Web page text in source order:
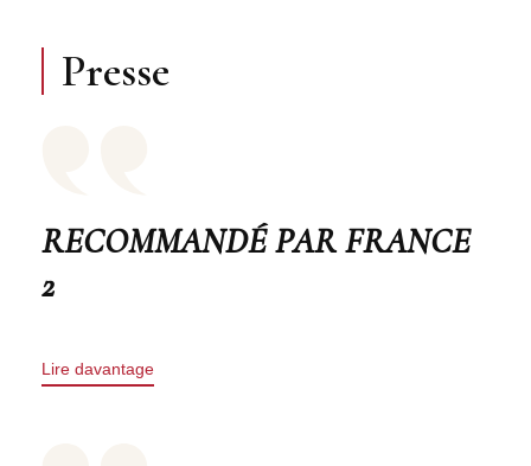
Presse
RECOMMANDÉ PAR FRANCE
2
Lire davantage